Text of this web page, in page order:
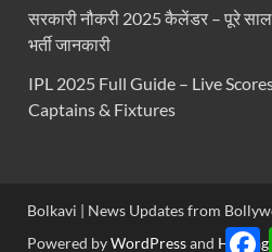
सरकारी नौकरी 2025 कैलेंडर – पूरे
भर्ती जानकारी
IPL 2025 Full Guide – Live
Captains & Fixtures
Bolkavi | News Updates from
Powered byWordPressand HitMag